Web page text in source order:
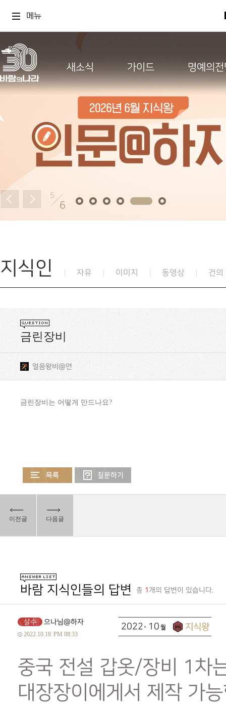
메뉴
새소식 가이드 명예의
5
6
지식인 자유 이미지 동영상 건의
금린장비
얼음왕비@연
금린장비는 어떻게 만드나요?
이전글 다음글
바람 지식인들의 답변 총 1 개의 답변이 있습니다.
살수 으나님@하자
2022.10.18 PM 08:33
중국 전설 갑옷/장비 1차
대장장이에게서 제작 가
2022 10